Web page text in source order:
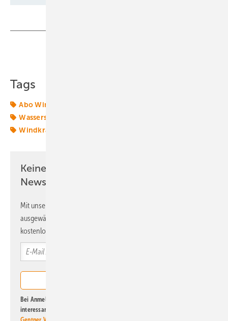
Tags
Abo Wind
Wasserstoff
Windkraftanlage
Keine Zeit? Kein Problem mit dem ERE
Newsletter!
Mit unserem Newsletter erhalten Sie regelmäßig von uns
ausgewählte Informationen und Neuigkeiten, gebündelt und
kostenlos direkt ins Postfach.
Bei Anmeldung zu diesem Newsletter bin ich damit einverstanden, über
interessante Verlags- und Online-Angebote